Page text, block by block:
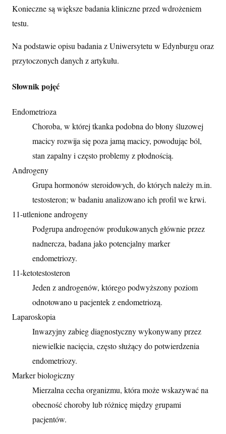
Konieczne są większe badania kliniczne przed wdrożeniem
testu.
Na podstawie opisu badania z Uniwersytetu w Edynburgu oraz
przytoczonych danych z artykułu.
Słownik pojęć
Endometrioza
Choroba, w której tkanka podobna do błony śluzowej
macicy rozwija się poza jamą macicy, powodując ból,
stan zapalny i często problemy z płodnością.
Androgeny
Grupa hormonów steroidowych, do których należy m.in.
testosteron; w badaniu analizowano ich profil we krwi.
11-utlenione androgeny
Podgrupa androgenów produkowanych głównie przez
nadnercza, badana jako potencjalny marker
endometriozy.
11-ketotestosteron
Jeden z androgenów, którego podwyższony poziom
odnotowano u pacjentek z endometriozą.
Laparoskopia
Inwazyjny zabieg diagnostyczny wykonywany przez
niewielkie nacięcia, często służący do potwierdzenia
endometriozy.
Marker biologiczny
Mierzalna cecha organizmu, która może wskazywać na
obecność choroby lub różnicę między grupami
pacjentów.